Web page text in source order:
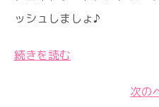
ッシュしましょ♪
続きを読む
次の